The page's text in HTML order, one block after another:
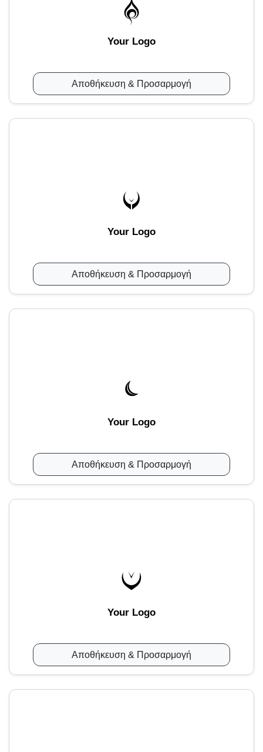
Your Logo
Αποθήκευση & Προσαρμογή
Your Logo
Αποθήκευση & Προσαρμογή
Your Logo
Αποθήκευση & Προσαρμογή
Your Logo
Αποθήκευση & Προσαρμογή